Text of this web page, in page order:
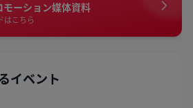
モーション媒体資料
はこちら
イベント